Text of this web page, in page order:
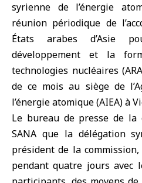
syrienne de l’énergie
réunion périodique de
États arabes d’Asie
développement et la
technologies nucléaires
de ce mois au siège de
l’énergie atomique (AIEA) à
Le bureau de presse de la
SANA que la délégation
président de la
pendant quatre jours avec